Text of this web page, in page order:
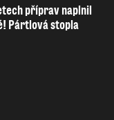
příprav naplnil
Pártlová stopla